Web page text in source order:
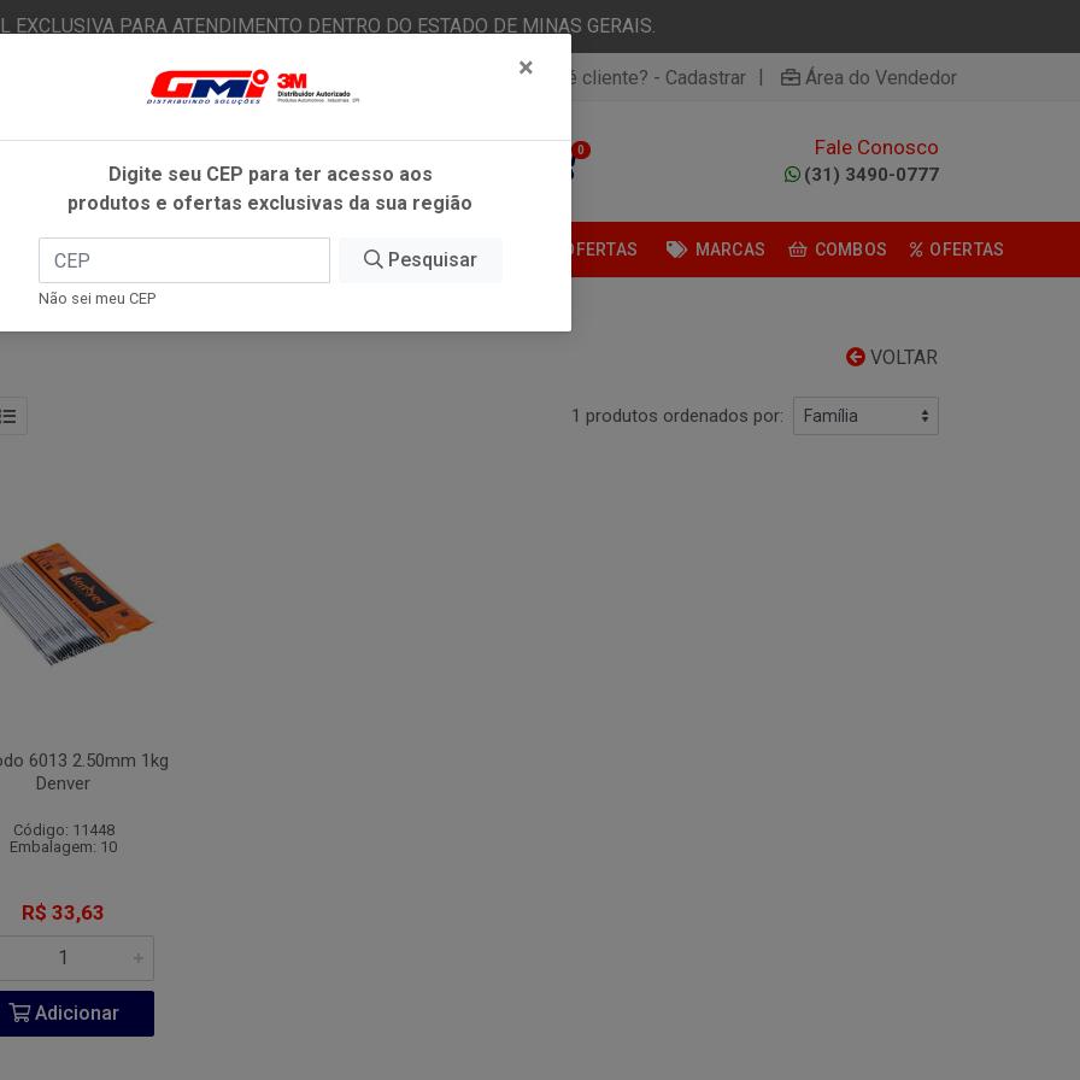
EXCLUSIVA PARA ATENDIMENTO DENTRO DO ESTADO DE MINAS GERAIS.
Já é cliente? - Entrar Não é cliente? - Cadastrar | Área do Vendedor
0 Fale Conosco
(31) 3490-0777
FITAS ADESIVAS ESTÉTICA AUTOMOTIVA OFERTAS MARCAS COMBOS OFERTAS
VOLTAR
1 produtos ordenados por:
6013 2.50mm 1kg
Denver
Código: 11448
Embalagem: 10
R$ 33,63
Adicionar
×
Digite seu CEP para ter acesso aos
produtos e ofertas exclusivas da sua região
Pesquisar
Não sei meu CEP